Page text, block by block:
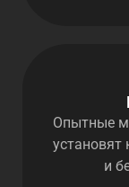
Опытные
установят
и